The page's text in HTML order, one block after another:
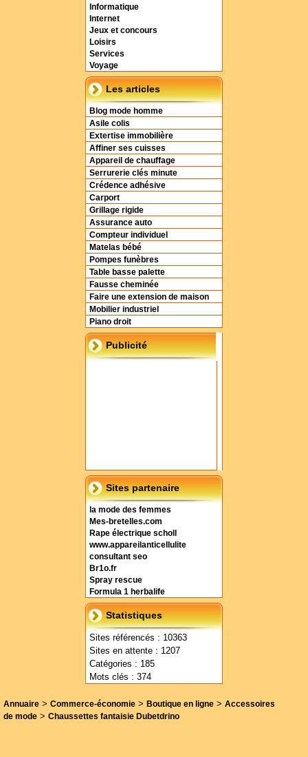
Informatique
Internet
Jeux et concours
Loisirs
Services
Voyage
Les articles
Blog mode homme
Asile colis
Extertise immobilière
Affiner ses cuisses
Appareil de chauffage
Serrurerie clés minute
Crédence adhésive
Carport
Grillage rigide
Assurance auto
Compteur individuel
Matelas bébé
Pompes funèbres
Table basse palette
Fausse cheminée
Faire une extension de maison
Mobilier industriel
Piano droit
Publicité
Sites partenaire
la mode des femmes
Mes-bretelles.com
Rape électrique scholl
www.appareilanticellulite
consultant seo
Br1o.fr
Spray rescue
Formula 1 herbalife
Statistiques
Sites référencés : 10363
Sites en attente : 1207
Catégories : 185
Mots clés : 374
Annuaire > Commerce-économie > Boutique en ligne > Accessoires
de mode > Chaussettes fantaisie Dubetdrino